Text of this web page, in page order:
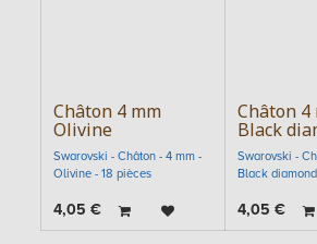
Châton 4 mm
Olivine
Swarovski - Châton - 4 mm -
Olivine - 18 pièces
4,05 €
Châton 4
Black
Swarovski -
Black
4,05 €